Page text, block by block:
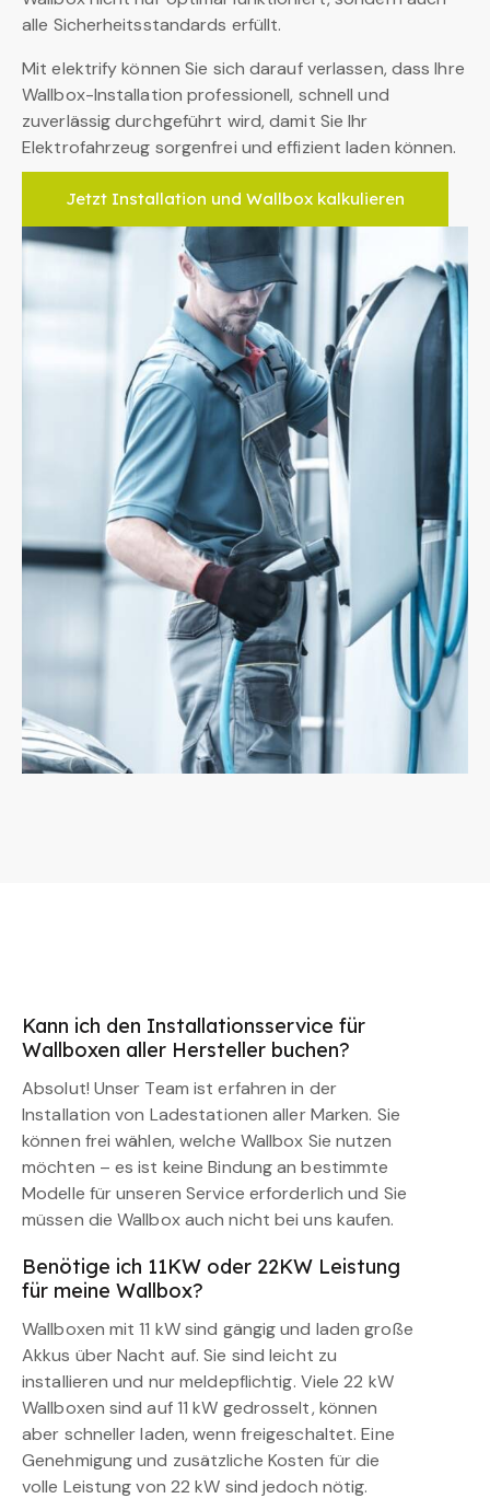
alle Sicherheitsstandards erfüllt.
Mit elektrify können Sie sich darauf verlassen, dass Ihre
Wallbox-Installation professionell, schnell und
zuverlässig durchgeführt wird, damit Sie Ihr
Elektrofahrzeug sorgenfrei und effizient laden können.
Jetzt Installation und Wallbox kalkulieren
Kann ich den Installationsservice für
Wallboxen aller Hersteller buchen?
Absolut! Unser Team ist erfahren in der
Installation von Ladestationen aller Marken. Sie
können frei wählen, welche Wallbox Sie nutzen
möchten – es ist keine Bindung an bestimmte
Modelle für unseren Service erforderlich und Sie
müssen die Wallbox auch nicht bei uns kaufen.
Benötige ich 11KW oder 22KW Leistung
für meine Wallbox?
Wallboxen mit 11 kW sind gängig und laden große
Akkus über Nacht auf. Sie sind leicht zu
installieren und nur meldepflichtig. Viele 22 kW
Wallboxen sind auf 11 kW gedrosselt, können
aber schneller laden, wenn freigeschaltet. Eine
Genehmigung und zusätzliche Kosten für die
volle Leistung von 22 kW sind jedoch nötig.